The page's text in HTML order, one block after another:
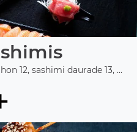
12, sashimi daurade 13, ...